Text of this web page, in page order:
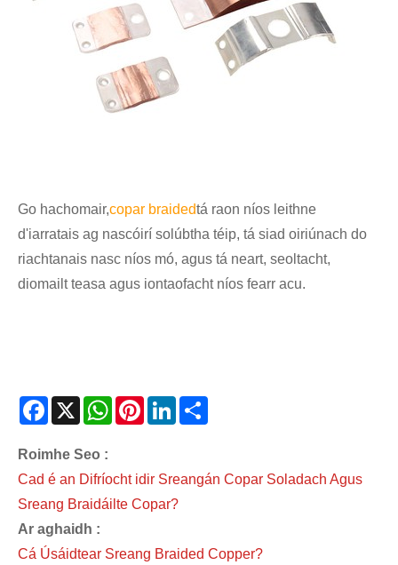
Go hachomair,copar braidedtá raon níos leithne
d'iarratais ag nascóirí solúbtha téip, tá siad oiriúnach do
riachtanais nasc níos mó, agus tá neart, seoltacht,
diomailt teasa agus iontaofacht níos fearr acu.
Facebook
X WhatsAppPinterestLinkedIn
Roimhe Seo :
Cad é an Difríocht idir Sreangán Copar Soladach Agus
Sreang Braidáilte Copar?
Ar aghaidh :
Cá Úsáidtear Sreang Braided Copper?